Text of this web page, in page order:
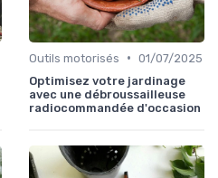
Outils motorisés • 01/07/2025
Optimisez votre jardinage
avec une débroussailleuse
radiocommandée d'occasion